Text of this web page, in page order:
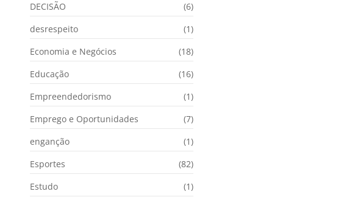
DECISÃO
(6)
desrespeito
(1)
Economia e Negócios
(18)
Educação
(16)
Empreendedorismo
(1)
Emprego e Oportunidades
(7)
enganção
(1)
Esportes
(82)
Estudo
(1)